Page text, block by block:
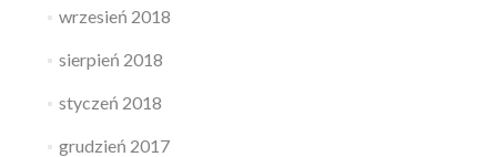
wrzesień 2018
sierpień 2018
styczeń 2018
grudzień 2017